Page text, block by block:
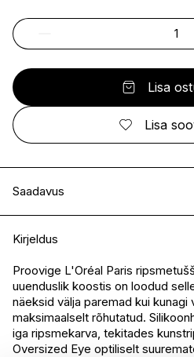
Lisa
Lisa
Saadavus
I.L.U. Kristiine
I.L.U. Ülemiste
Saadaval
I.L.U. Rocca
Saadaval
I.L.U. Lõunakeskus
Ei ole
I.L.U. Pärnu
Ei ole
Kirjeldus
Proovige L'Oréal Paris
uuenduslik koostis on loodud
näeksid välja paremad kui kunagi
maksimaalselt rõhutatud.
iga ripsmekarva, tekitades
Oversized Eye optiliselt